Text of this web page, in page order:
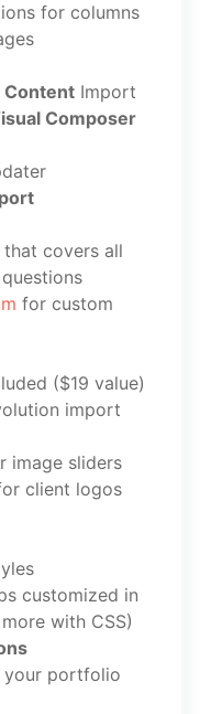
for columns
ContentImport
Composer
covers all
for custom
($19 value)
import
image sliders
client logos
customized in
with CSS)
your portfolio